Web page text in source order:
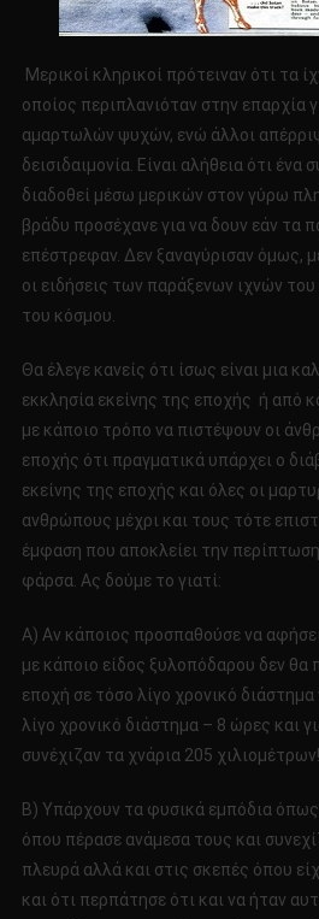
Μερικοί κληρικοί πρότειναν ότι τα
οποίος περιπλανιόταν στην επαρχία
αμαρτωλών ψυχών, ενώ άλλοι
δεισιδαιμονία. Είναι αλήθεια ότι ένα
διαδοθεί μέσω μερικών στον γύρω
βράδυ προσέχανε για να δουν εάν τα
επέστρεφαν. Δεν ξαναγύρισαν όμως,
οι ειδήσεις των παράξενων ιχνών
του κόσμου.
Θα έλεγε κανείς ότι ίσως είναι μια
εκκλησία εκείνης της εποχής ή από
με κάποιο τρόπο να πιστέψουν οι
εποχής ότι πραγματικά υπάρχει ο
εκείνης της εποχής και όλες οι
ανθρώπους μέχρι και τους τότε
έμφαση που αποκλείει την περίπτωση
φάρσα. Ας δούμε το γιατί:
Α) Αν κάποιος προσπαθούσε να
με κάποιο είδος ξυλοπόδαρου δεν θα
εποχή σε τόσο λίγο χρονικό
λίγο χρονικό διάστημα – 8 ώρες και
συνέχιζαν τα χνάρια 205
Β) Υπάρχουν τα φυσικά εμπόδια όπως
όπου πέρασε ανάμεσα τους και
πλευρά αλλά και στις σκεπές όπου
και ότι περπάτησε ότι και να ήταν